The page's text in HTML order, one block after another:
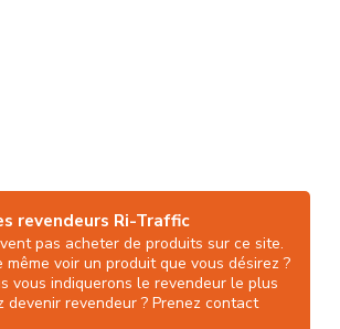
revendeurs Ri-Traffic
pas acheter de produits sur ce site.
voir un produit que vous désirez ?
vous indiquerons le revendeur le plus
devenir revendeur ? Prenez contact